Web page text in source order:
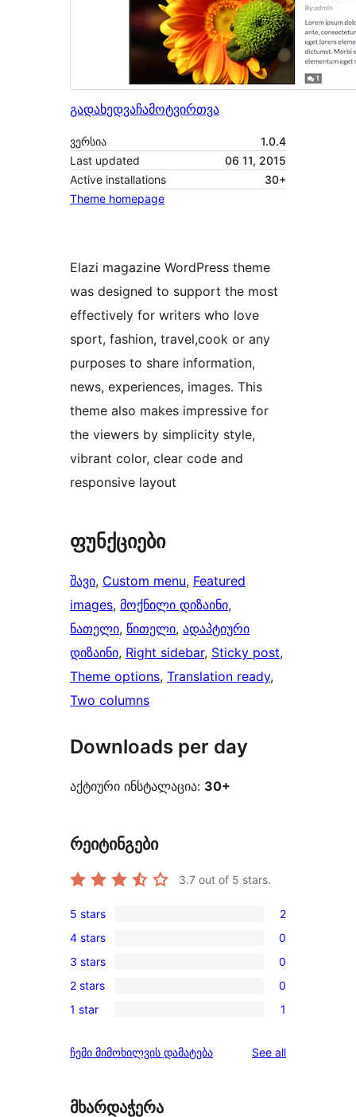
გადახედვაჩამოტვირთვა
ვერსია
1.0.4
Last updated
06 11, 2015
Active installations
30+
Theme homepage
Elazi magazine WordPress theme
was designed to support the most
effectively for writers who love
sport, fashion, travel,cook or any
purposes to share information,
news, experiences, images. This
theme also makes impressive for
the viewers by simplicity style,
vibrant color, clear code and
responsive layout
ფუნქციები
შავი, Custom menu, Featured
images, მოქნილი დიზაინი
ნათელი, წითელი, ადაპტიური
დიზაინი, Right sidebar, Sticky post
Theme options, Translation ready
Two columns
Downloads per day
აქტიური ინსტალაცია: 30+
რეიტინგები
3.7 out of 5 stars.
2
5-
star
reviews
5 stars 2
0
4-
star
reviews
4 stars 0
0
3-
star
3 stars 0
0
2-
reviews
2 stars 0
1
star
1 star 1
ჩემი მიმოხილვის დამატება See allreviews
მხარდაჭერა